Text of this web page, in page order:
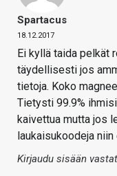
Spartacus
18.12.2017
Ei kyllä taida pelkät
täydellisesti jos
tietoja. Koko
Tietysti 99.9%
kaivettua mutta jos
laukaisukoodeja
Kirjaudu sisään